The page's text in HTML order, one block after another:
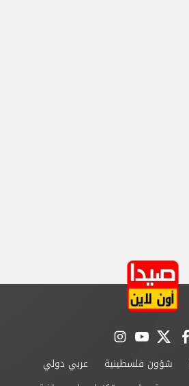
facebook
twitter
youtube
instagram
شؤون فلسطينية
عربي دولي